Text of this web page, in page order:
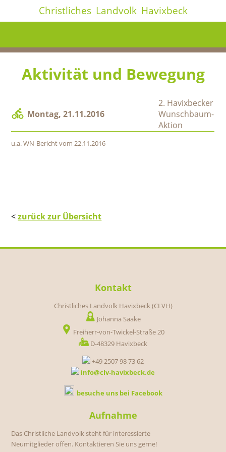
Christliches Landvolk Havixbeck
Aktivität und Bewegung
Montag, 21.11.2016
2. Havixbecker
Wunschbaum-
Aktion
u.a. WN-Bericht vom 22.11.2016
<zurück zur Übersicht
Kontakt
Christliches Landvolk Havixbeck (CLVH)
Johanna Saake
Freiherr-von-Twickel-Straße 20
D-48329 Havixbeck
+49 2507 98 73 62
info@clv-havixbeck.de
besuche uns bei Facebook
Aufnahme
Das Christliche Landvolk steht für interessierte
Neumitglieder offen. Kontaktieren Sie uns gerne!